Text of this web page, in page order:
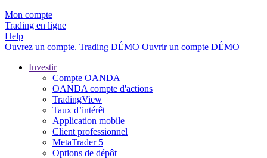
Mon compte
Trading en ligne
Help
Ouvrez un compte. Trading DÉMO Ouvrir un compte DÉMO
Investir
Compte OANDA
OANDA compte d'actions
TradingView
Taux d’intérêt
Application mobile
Client professionnel
MetaTrader 5
Options de dépôt